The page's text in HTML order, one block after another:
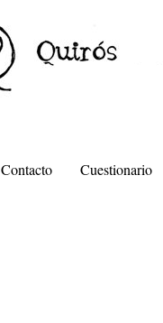
Contacto Cuestionario